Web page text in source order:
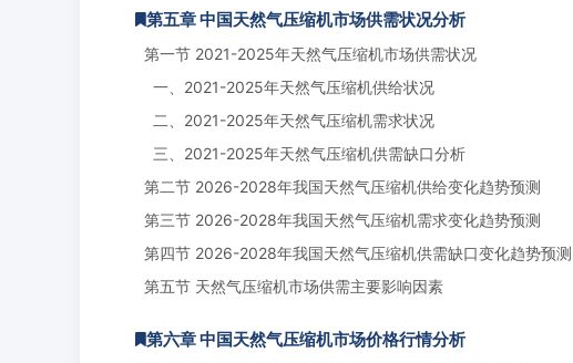
第五章 中国天然气压缩机市场供需状况分析
第一节 2021-2025年天然气压缩机市场供需状况
一、2021-2025年天然气压缩机供给状况
二、2021-2025年天然气压缩机需求状况
三、2021-2025年天然气压缩机供需缺口分析
第二节 2026-2028年我国天然气压缩机供给变化趋势预测
第三节 2026-2028年我国天然气压缩机需求变化趋势预测
第四节 2026-2028年我国天然气压缩机供需缺口变化趋势预测
第五节 天然气压缩机市场供需主要影响因素
第六章 中国天然气压缩机市场价格行情分析